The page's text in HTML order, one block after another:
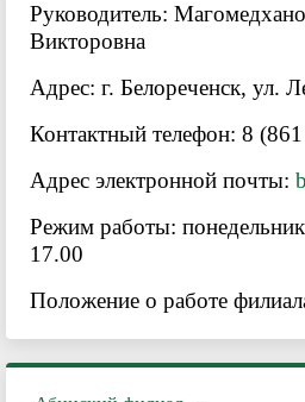
Руководитель:
Викторовна
Адрес: г. Белореченск, ул.
Контактный телефон: 8
Адрес электронной почты:
Режим работы:
17.00
Положение о работе